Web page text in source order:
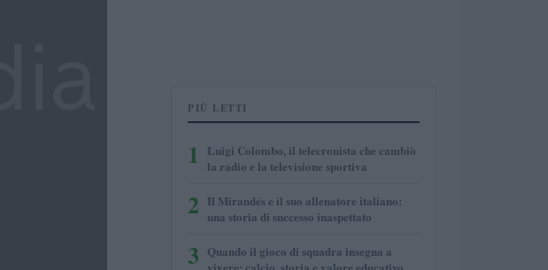
PIÙ LETTI
1
Luigi Colombo, il telecronista che cambiò
la radio e la televisione sportiva
2 Il Mirandés e il suo allenatore italiano:
una storia di successo inaspettato
3 Quando il gioco di squadra insegna a